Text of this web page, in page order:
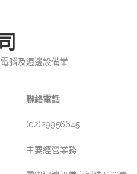
腦及週邊設備業
聯絡電話
(02)29956645
主要經營業務